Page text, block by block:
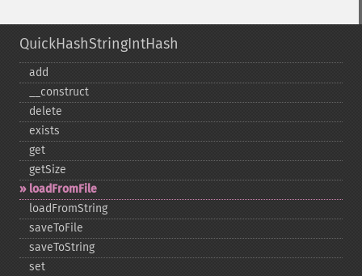
QuickHashStringIntHash
add
_​_​construct
delete
exists
get
getSize
loadFromFile
loadFromString
saveToFile
saveToString
set